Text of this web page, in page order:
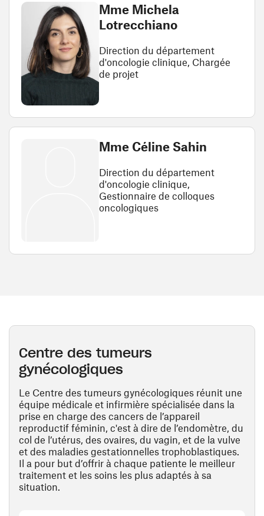
Mme Michela
Lotrecchiano
Direction du département
d'oncologie clinique, Chargée
de projet
Mme Céline Sahin
Direction du département
d'oncologie clinique,
Gestionnaire de colloques
oncologiques
Centre des tumeurs
gynécologiques
Le Centre des tumeurs gynécologiques réunit une
équipe médicale et infirmière spécialisée dans la
prise en charge des cancers de l’appareil
reproductif féminin, c'est à dire de l’endomètre, du
col de l’utérus, des ovaires, du vagin, et de la vulve
et des maladies gestationnelles trophoblastiques.
Il a pour but d’offrir à chaque patiente le meilleur
traitement et les soins les plus adaptés à sa
situation.